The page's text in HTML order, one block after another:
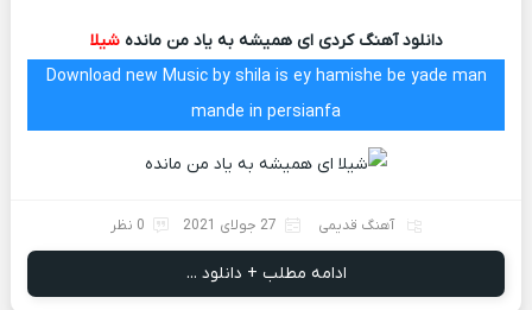
دانلود آهنگ کردی ای همیشه به یاد من ماندهشیلا
Download new Music by shila is ey hamishe be yade man
mande in persianfa
آهنگ قدیمی 27 جولای 2021 0 نظر
ادامه مطلب + دانلود ...